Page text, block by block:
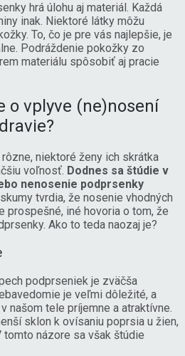
hrá úlohu aj materiál. Každá
inak. Niektoré látky môžu
To, čo je pre vás najlepšie, je
Podráždenie pokožky zo
materiálu spôsobiť aj pracie
o vplyve (ne)nosení
niektoré ženy ich skrátka
voľnosť. Dodnes sa štúdie v
nenosenie podprsenky
tvrdia, že nosenie vhodných
prospešné, iné hovoria o tom, že
Ako to teda naozaj je?
podprseniek je zväčša
je veľmi dôležité, a
našom tele príjemne a atraktívne.
sklon k ovísaniu poprsia u žien,
názore sa však štúdie